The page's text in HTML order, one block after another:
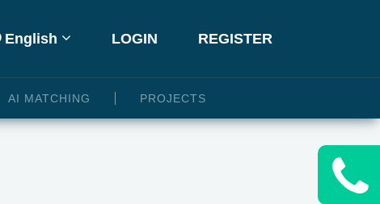
English LOGIN REGISTER
AI MATCHING PROJECTS